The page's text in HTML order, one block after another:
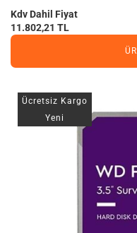
Kdv Dahil Fiyat
11.802,21 TL
Ücretsiz Kargo
Yeni